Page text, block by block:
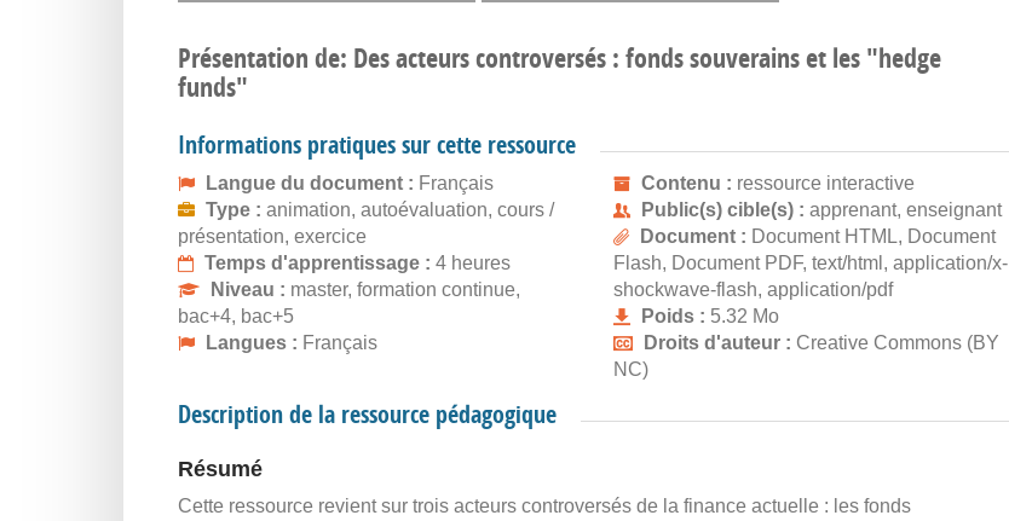
Présentation de: Des acteurs controversés : fonds souverains et les "hedge
funds"
Informations pratiques sur cette ressource
Langue du document : Français
Type : animation, autoévaluation, cours /
présentation, exercice
Temps d'apprentissage : 4 heures
Niveau : master, formation continue,
bac+4, bac+5
Langues : Français
Contenu : ressource interactive
Public(s) cible(s) : apprenant, enseignant
Document : Document HTML, Document
Flash, Document PDF, text/html, application/x-
shockwave-flash, application/pdf
Poids : 5.32 Mo
Droits d'auteur : Creative Commons (BY
NC)
Description de la ressource pédagogique
Résumé
Cette ressource revient sur trois acteurs controversés de la finance actuelle : les fonds